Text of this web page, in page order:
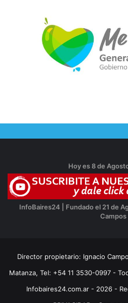
Hoy es 8 de
InfoBaires24 | Fundado el 21 de
Campos
Director propietario: Ignacio
Matanza, Tel: +54 11 3530-0997 -
Infobaires24.com.ar - 2026 -